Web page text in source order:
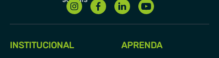
INSTITUCIONAL APRENDA